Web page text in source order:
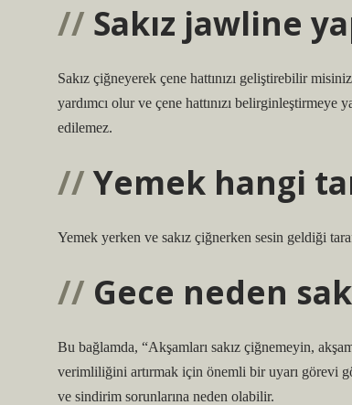
Sakız jawline
Sakız çiğneyerek çene hattınızı geliştirebilir
yardımcı olur ve çene hattınızı belirginleştirmeye
edilemez.
Yemek hangi
Yemek yerken ve sakız çiğnerken sesin geldiği
Gece neden
Bu bağlamda, “Akşamları sakız çiğnemeyin,
verimliliğini artırmak için önemli bir uyarı görevi
ve sindirim sorunlarına neden olabilir.